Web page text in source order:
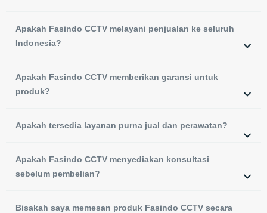
Apakah Fasindo CCTV melayani penjualan ke seluruh
Indonesia?
Apakah Fasindo CCTV memberikan garansi untuk
produk?
Apakah tersedia layanan purna jual dan perawatan?
Apakah Fasindo CCTV menyediakan konsultasi
sebelum pembelian?
Bisakah saya memesan produk Fasindo CCTV secara